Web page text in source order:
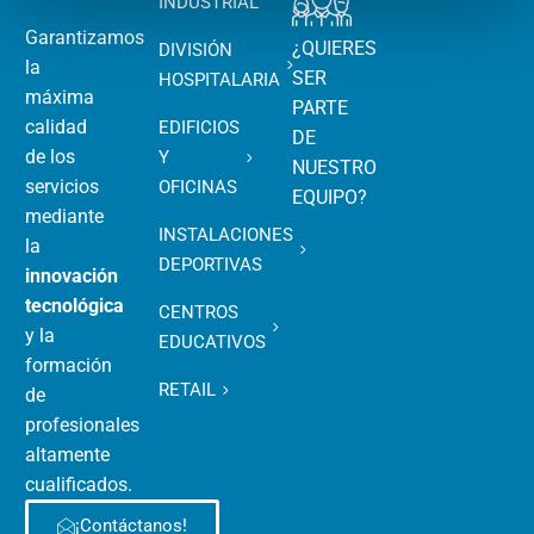
Garantizamos
la
máxima
calidad
de los
servicios
mediante
la
innovación
tecnológica
y la
formación
de
profesionales
altamente
cualificados.
¡Contáctanos!
DIVISIÓN
HOSPITALARIA
EDIFICIOS
Y
OFICINAS
INSTALACIONES
DEPORTIVAS
CENTROS
EDUCATIVOS
RETAIL
¿QUIERES
SER
PARTE
DE
NUESTRO
EQUIPO?